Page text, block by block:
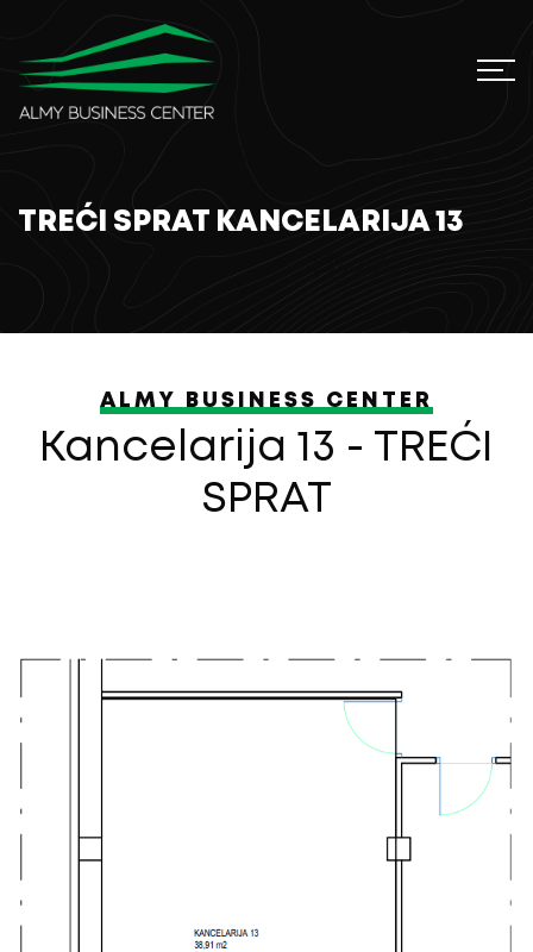
TREĆI SPRAT KANCELARIJA 13
ALMY BUSINESS CENTER
Kancelarija 13 - TREĆI
SPRAT